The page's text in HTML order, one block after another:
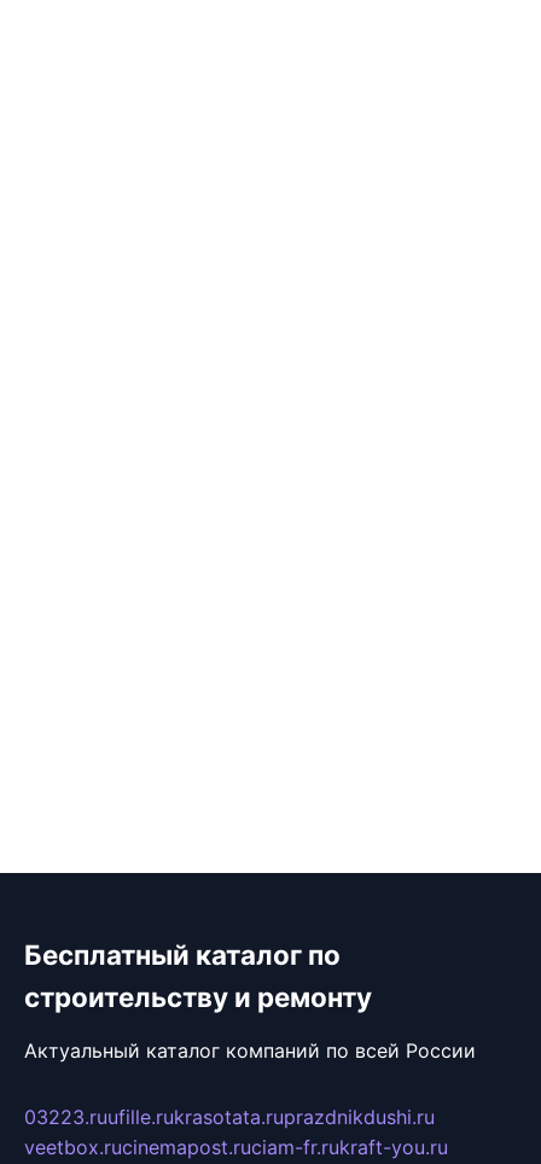
Бесплатный каталог по
строительству и ремонту
Актуальный каталог компаний по всей России
03223.ruufille.rukrasotata.ruprazdnikdushi.ru
veetbox.rucinemapost.ruciam-fr.rukraft-you.ru